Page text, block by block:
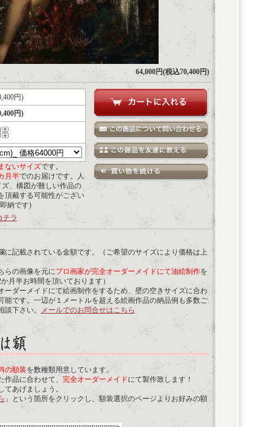
64,000円(税込70,400円)
円)
円)
ないサイズです。
月半でのお届けです。人
、構図が難しい作品の
頂戴する可能性がござい
納です)
チラ
記載されている金額です。（ご希望のサイズにより価格は上
らの画像を元にプロ画家が完全オーダーメイドにて油絵制作を
月半お時間を頂いております）
ダーメイドにて絵画制作をするため、壁の空きサイズに合わ
能です。一辺が１メートルを超える絵画作品の納品例も多数ご
下さい。
メールでのお問合せはこちら
の額装を数種類用意しています。
作品に合わせて、 完全オーダーメイドにて製作致します！
あげましょう。
」という箇所をクリックし、額装選択のページよりお好みの額